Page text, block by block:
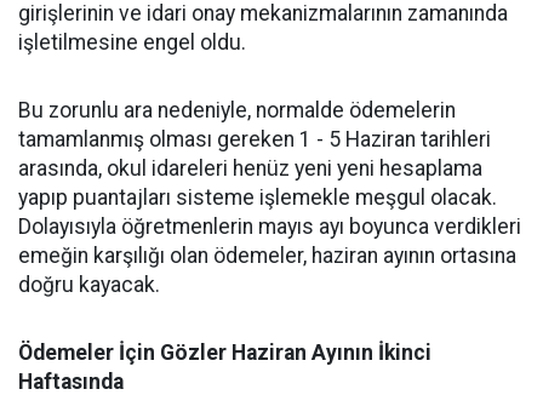
girişlerinin ve idari onay mekanizmalarının zamanında
işletilmesine engel oldu.
​Bu zorunlu ara nedeniyle, normalde ödemelerin
tamamlanmış olması gereken 1 - 5 Haziran tarihleri
arasında, okul idareleri henüz yeni yeni hesaplama
yapıp puantajları sisteme işlemekle meşgul olacak.
Dolayısıyla öğretmenlerin mayıs ayı boyunca verdikleri
emeğin karşılığı olan ödemeler, haziran ayının ortasına
doğru kayacak.
​Ödemeler İçin Gözler Haziran Ayının İkinci
Haftasında